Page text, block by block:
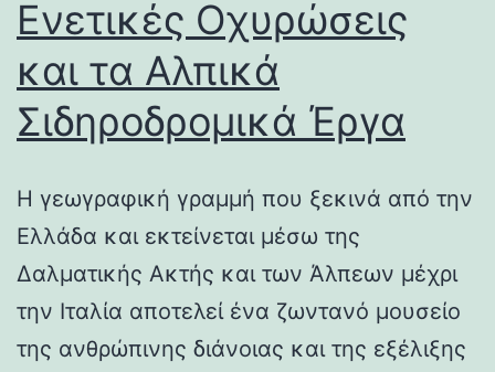
Ενετικές Οχυρώσεις
και τα Αλπικά
Σιδηροδρομικά Έργα
Η γεωγραφική γραμμή που ξεκινά από την
Ελλάδα και εκτείνεται μέσω της
Δαλματικής Ακτής και των Άλπεων μέχρι
την Ιταλία αποτελεί ένα ζωντανό μουσείο
της ανθρώπινης διάνοιας και της εξέλιξης